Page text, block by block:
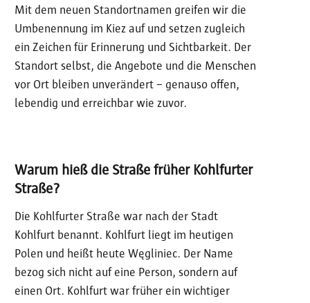
Mit dem neuen Standortnamen greifen wir die
Umbenennung im Kiez auf und setzen zugleich
ein Zeichen für Erinnerung und Sichtbarkeit. Der
Standort selbst, die Angebote und die Menschen
vor Ort bleiben unverändert – genauso offen,
lebendig und erreichbar wie zuvor.
Warum hieß die Straße früher Kohlfurter
Straße?
Die Kohlfurter Straße war nach der Stadt
Kohlfurt benannt. Kohlfurt liegt im heutigen
Polen und heißt heute Węgliniec. Der Name
bezog sich nicht auf eine Person, sondern auf
einen Ort. Kohlfurt war früher ein wichtiger